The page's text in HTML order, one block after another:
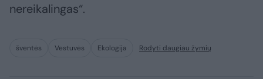
nereikalingas“.
šventės Vestuvės Ekologija Rodyti daugiau žymių